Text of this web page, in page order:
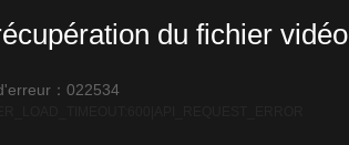
du fichier vidéo
：022534